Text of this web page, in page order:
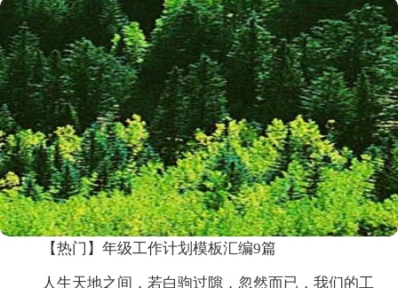
【热门】年级工作计划模板汇编9篇
人生天地之间，若白驹过隙，忽然而已，我们的工